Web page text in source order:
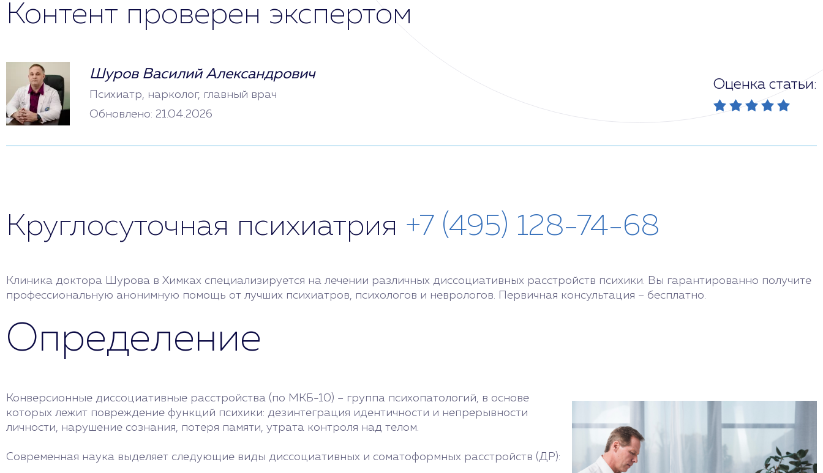
Контент проверен экспертом
Шуров Василий Александрович
Психиатр, нарколог, главный врач
Обновлено: 21.04.2026
Оценка статьи:
Круглосуточная психиатрия +7 (495) 128-74-68
Клиника доктора Шурова в Химках специализируется на лечении различных диссоциативных расстройств психики. Вы гарантированно получите
профессиональную анонимную помощь от лучших психиатров, психологов и неврологов. Первичная консультация – бесплатно.
Определение
Конверсионные диссоциативные расстройства (по МКБ-10) – группа психопатологий, в основе
которых лежит повреждение функций психики: дезинтеграция идентичности и непрерывности
личности, нарушение сознания, потеря памяти, утрата контроля над телом.
Современная наука выделяет следующие виды диссоциативных и соматоформных расстройств (ДР):